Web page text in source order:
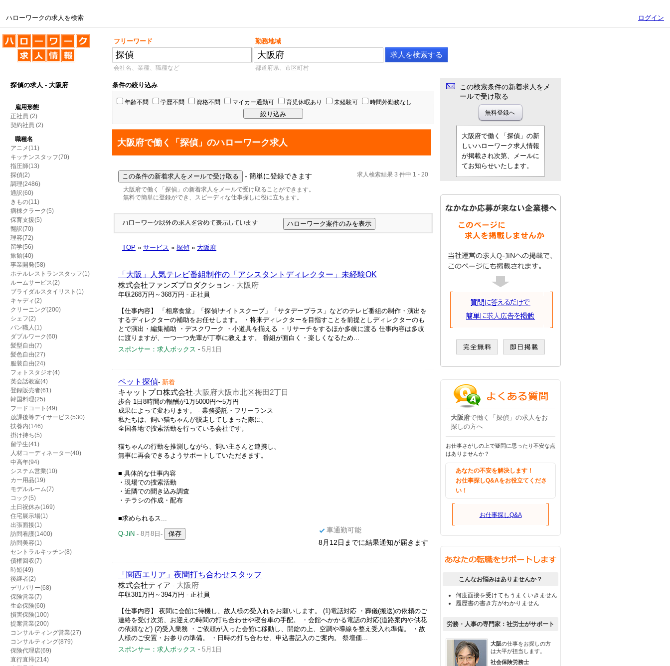
ハローワークの求人を検索 ログイン
ハローワークの求人を検索 フリーワード 勤務地域
会社名、業種、職種など 都道府県、市区町村
探偵の求人 - 大阪府
雇用形態
正社員 (2)
契約社員 (2)
職種名
アニメ(11)
キッチンスタッフ(70)
指圧師(13)
探偵(2)
調理(2486)
通訳(60)
きもの(11)
病棟クラーク(5)
保育支援(5)
翻訳(70)
理容(72)
留学(56)
旅館(40)
事業開発(58)
ホテルレストランスタッフ(1)
ルームサービス(2)
ブライダルスタイリスト(1)
キャディ(2)
クリーニング(200)
シェフ(2)
パン職人(1)
ダブルワーク(60)
髪型自由(7)
髪色自由(27)
服装自由(24)
フォトスタジオ(4)
英会話教室(4)
登録販売者(61)
韓国料理(25)
フードコート(49)
放課後等デイサービス(530)
扶養内(146)
掛け持ち(5)
留学生(41)
人材コーディネーター(40)
中高年(94)
システム営業(10)
カー用品(19)
モデルルーム(7)
コック(5)
土日祝休み(169)
住宅展示場(1)
出張面接(1)
訪問看護(1400)
訪問美容(1)
セントラルキッチン(8)
債権回収(7)
時短(49)
後継者(2)
デリバリー(68)
保険営業(7)
生命保険(60)
損害保険(100)
提案営業(200)
コンサルティング営業(27)
コンサルティング(879)
保険代理店(69)
直行直帰(214)
条件の絞り込み
年齢不問 学歴不問 資格不問 マイカー通勤可 育児休暇あり 未経験可 時間外勤務なし
大阪府で働く「探偵」のハローワーク求人
求人検索結果 3 件中 1 - 20
- 簡単に登録できます
大阪府で働く「探偵」の新着求人をメールで受け取ることができます。
無料で簡単に登録ができ、スピーディな仕事探しに役に立ちます。
TOP » サービス » 探偵 » 大阪府
「大阪」人気テレビ番組制作の「アシスタントディレクター」未経験OK
株式会社ファンズプロダクション - 大阪府
年収268万円～368万円 - 正社員
【仕事内容】 「相席食堂」「探偵!ナイトスクープ」「サタデープラス」などのテレビ番組の制作・演出を
するディレクターの補助をお任せします。 ・将来ディレクターを目指すことを前提としディレクターのも
とで演出・編集補助 ・デスクワーク ・小道具を揃える ・リサーチをするほか多岐に渡る 仕事内容は多岐
に渡りますが、一つ一つ先輩が丁寧に教えます。 番組が面白く・楽しくなるため...
スポンサー：求人ボックス - 5月1日
ペット探偵- 新着
キャットプロ株式会社-大阪府大阪市北区梅田2丁目
歩合 1日8時間の報酬が1万5000円〜5万円
成果によって変わります。 - 業務委託・フリーランス
私たちは、飼い猫ちゃんが脱走してしまった際に、
全国各地で捜索活動を行っている会社です。
猫ちゃんの行動を推測しながら、飼い主さんと連携し、
無事に再会できるようサポートしていただきます。
■ 具体的な仕事内容
・現場での捜索活動
・近隣での聞き込み調査
・チラシの作成・配布
■求められるス...
Q-JiN - 8月8日 -
車通勤可能
8月12日までに結果通知が届きます
「関西エリア」夜間打ち合わせスタッフ
株式会社ティア - 大阪府
年収381万円～394万円 - 正社員
【仕事内容】 夜間に会館に待機し、故人様の受入れをお願いします。 (1)電話対応 ・葬儀(搬送)の依頼のご
連絡を受け次第、お迎えの時間の打ち合わせや寝台車の手配。 ・会館へかかる電話の対応(道路案内や供花
の依頼など) (2)受入業務 ・ご依頼が入った会館に移動し、開錠の上、空調や導線を整え受入れ準備。 ・故
人様のご安置・お参りの準備。 ・日時の打ち合わせ、申込書記入のご案内。 祭壇価...
スポンサー：求人ボックス - 5月1日
この検索条件の新着求人をメ
ールで受け取る
大阪府で働く「探偵」の新
しいハローワーク求人情報
が掲載され次第、メールに
てお知らせいたします。
大阪府で働く「探偵」の求人をお
探しの方へ
お仕事さがしの上で疑問に思ったり不安な点
はありませんか？
あなたの不安を解決します！
お仕事探しQ&Aをお役立てくださ
い！
お仕事探しQ&A
こんなお悩みはありませんか？
何度面接を受けてもうまくいきません
履歴書の書き方がわかりません
労務・人事の専門家：社労士がサポート
大阪の仕事をお探しの方
は大平が担当します。
社会保険労務士